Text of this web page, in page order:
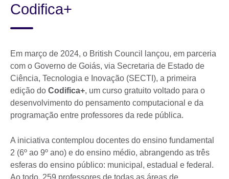
language
Codifica+
Em março de 2024, o British Council lançou, em parceria
com o Governo de Goiás, via Secretaria de Estado de
Ciência, Tecnologia e Inovação (SECTI), a primeira
edição do Codifica+, um curso gratuito voltado para o
desenvolvimento do pensamento computacional e da
programação entre professores da rede pública.
A iniciativa contemplou docentes do ensino fundamental
2 (6º ao 9º ano) e do ensino médio, abrangendo as três
esferas do ensino público: municipal, estadual e federal.
Ao todo, 259 professores de todas as áreas de